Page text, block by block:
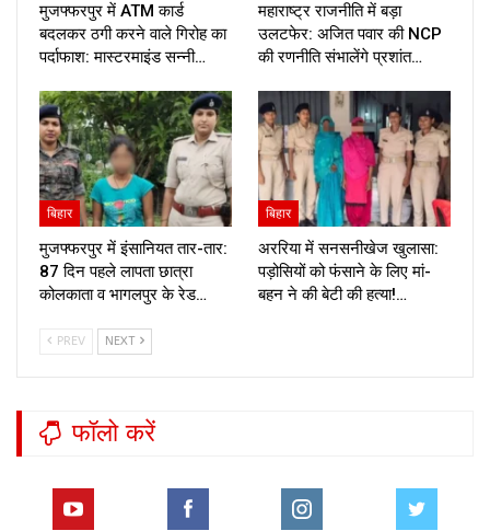
मुजफ्फरपुर में ATM कार्ड
बदलकर ठगी करने वाले गिरोह का
पर्दाफाश: मास्टरमाइंड सन्नी…
महाराष्ट्र राजनीति में बड़ा
उलटफेर: अजित पवार की NCP
की रणनीति संभालेंगे प्रशांत…
बिहार
मुजफ्फरपुर में इंसानियत तार-तार:
87 दिन पहले लापता छात्रा
कोलकाता व भागलपुर के रेड…
बिहार
अररिया में सनसनीखेज खुलासा:
पड़ोसियों को फंसाने के लिए मां-
बहन ने की बेटी की हत्या!…
PREV NEXT
फॉलो करें